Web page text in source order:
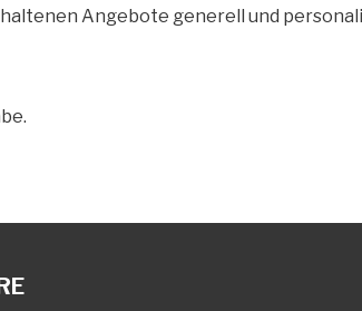
Angebote generell und